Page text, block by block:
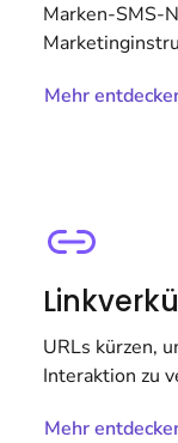
Marken-SMS-
Mehr
URLs kürzen,
Interaktion zu
Mehr